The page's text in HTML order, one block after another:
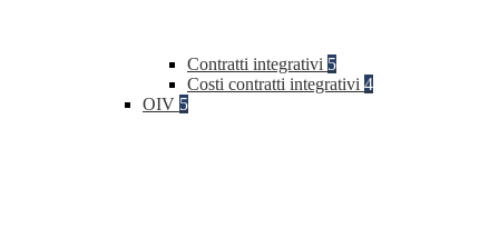
Contratti integrativi 5
Costi contratti integrativi 4
OIV 5